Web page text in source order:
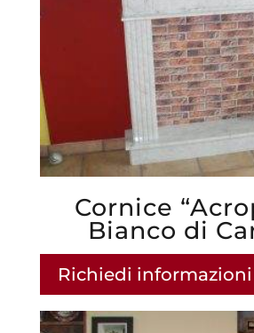
Cornice
Bianco di
Richiedi informazioni